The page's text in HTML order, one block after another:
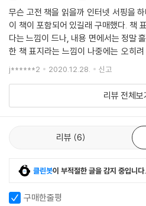
무슨 고전 책을 읽을까 인터넷 서핑을 하다가 유명 대학 필수 독
이 책이 포함되어 있길래 구매했다. 책 표지가 요즘 책들에 비하면 투박하
다는 느낌이 드나, 내용 면에서는 정말 훌
한 책 표지라는 느낌이 나중에는 오히
이 책에 대한 인식이 완전히 달라졌다. 내용은 화학에 대해 어느정도 배운
수준이면
j******2 2020.12.28. 신고
리뷰 전체보
리뷰 6
클린봇이 부적절한 글을 감지 중입니다.
구매한줄평